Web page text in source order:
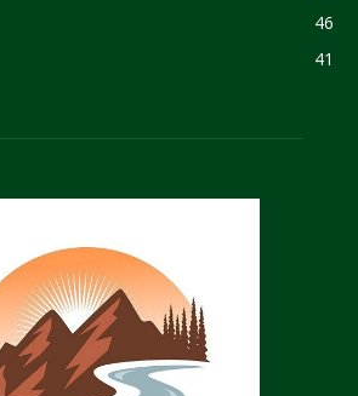
46
41